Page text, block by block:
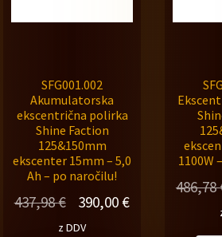
SFG001.002
Akumulatorska
ekscentrična polirka
Shine Faction
125&150mm
ekscenter 15mm – 5,0
Ah – po naročilu!
437,98€
Izvirna
cena
390,00€Trenutna
z DDV
1100W
486,78